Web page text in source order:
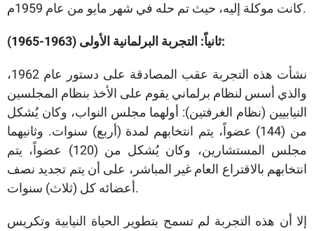
كانت موكلة إليه، حيث تم حله في شهر مايو من عام 1959م.
ثانياً: التجربة البرلمانية الأولى (1963-1965):
نشأت هذه التجربة عقب المصادقة على دستور عام 1962،
والذي أسس لنظام برلماني يقوم على الأخذ بنظام المجلسين
النيابيين (نظام الغرفتين): أولهما مجلس النواب، وكان يُشكل
من (144) عضواً، يتم انتخابهم لمدة (أربع) سنوات. وثانيهما
مجلس المستشارين، وكان يُشكل من (120) عضواً، يتم
انتخابهم بالاقتراع العام غير المباشر، على أن يتم تجديد نصف
أعضائه كل (ثلاث) سنوات.
إلا أن هذه التجربة لم تسمح بتطوير الحياة النيابية وتكريس